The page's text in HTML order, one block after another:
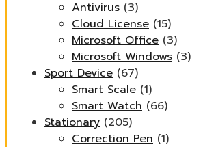
Antivirus (3)
Cloud License (15)
Microsoft Office (3)
Microsoft Windows (3)
Sport Device (67)
Smart Scale (1)
Smart Watch (66)
Stationary (205)
Correction Pen (1)